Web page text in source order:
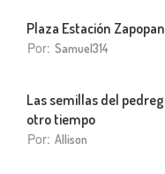
Plaza Estación
Por: Samuel314
Las semillas del
otro tiempo
Por: Allison